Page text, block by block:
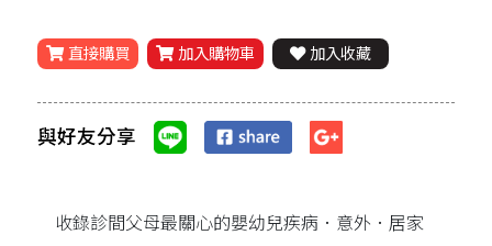
直接購買 加入購物車 加入收藏
與好友分享
收錄診間父母最關心的嬰幼兒疾病．意外．居家